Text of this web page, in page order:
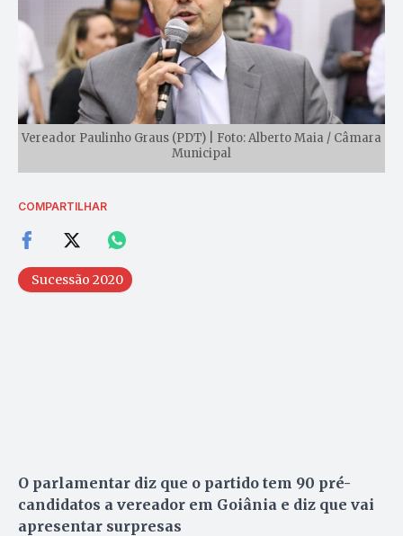
Vereador Paulinho Graus (PDT) | Foto: Alberto Maia / Câmara
Municipal
COMPARTILHAR
Sucessão 2020
O parlamentar diz que o partido tem 90 pré-
candidatos a vereador em Goiânia e diz que vai
apresentar surpresas